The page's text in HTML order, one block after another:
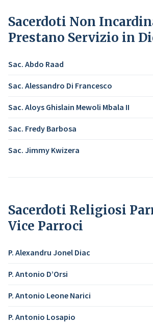
Sacerdoti Non
Prestano Servizio in
Sac. Abdo Raad
Sac. Alessandro Di Francesco
Sac. Aloys Ghislain Mewoli Mbala II
Sac. Fredy Barbosa
Sac. Jimmy Kwizera
Sacerdoti Religiosi
Vice Parroci
P. Alexandru Jonel Diac
P. Antonio D’Orsi
P. Antonio Leone Narici
P. Antonio Losapio